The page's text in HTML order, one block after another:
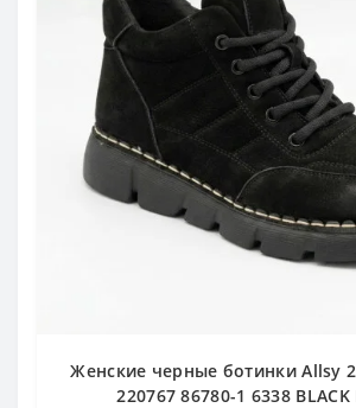
Женские черные ботинки Allsy
220767 86780-1 6338 BLACK